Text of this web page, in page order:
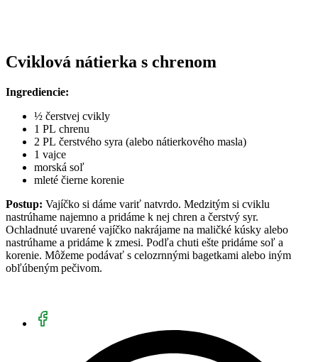
Cviklová nátierka s chrenom
Ingrediencie:
½ čerstvej cvikly
1 PL chrenu
2 PL čerstvého syra (alebo nátierkového masla)
1 vajce
morská soľ
mleté čierne korenie
Postup: Vajíčko si dáme variť natvrdo. Medzitým si cviklu
nastrúhame najemno a pridáme k nej chren a čerstvý syr.
Ochladnuté uvarené vajíčko nakrájame na maličké kúsky alebo
nastrúhame a pridáme k zmesi. Podľa chuti ešte pridáme soľ a
korenie. Môžeme podávať s celozrnnými bagetkami alebo iným
obľúbeným pečivom.